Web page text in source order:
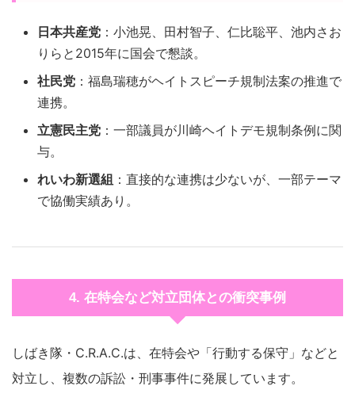
日本共産党 ：小池晃、田村智子、仁比聡平、池内さお
りらと2015年に国会で懇談。
社民党 ：福島瑞穂がヘイトスピーチ規制法案の推進で
連携。
立憲民主党 ：一部議員が川崎ヘイトデモ規制条例に関
与。
れいわ新選組 ：直接的な連携は少ないが、一部テーマ
で協働実績あり。
4. 在特会など対立団体との衝突事例
しばき隊・C.R.A.C.は、在特会や「行動する保守」などと
対立し、複数の訴訟・刑事事件に発展しています。